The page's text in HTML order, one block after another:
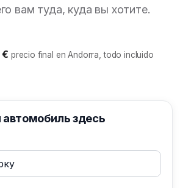
вам туда, куда вы хотите.
€ precio final en Andorra, todo incluido
автомобиль здесь